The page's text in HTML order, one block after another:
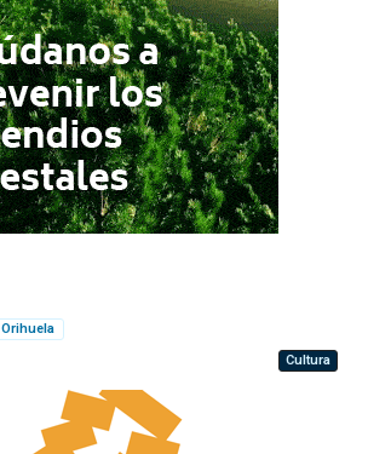
Orihuela
Cultura